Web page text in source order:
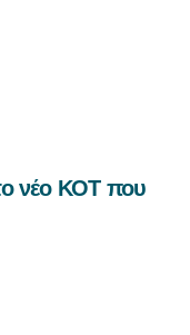
νέο ΚΟΤ που